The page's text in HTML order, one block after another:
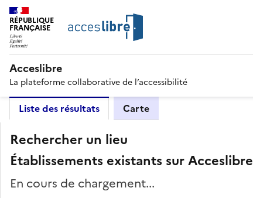
RÉPUBLIQUE
FRANÇAISE
Acceslibre
La plateforme collaborative de l’accessibilité
Liste des résultats Carte
Rechercher un lieu
Établissements existants sur Acceslibre
En cours de chargement...